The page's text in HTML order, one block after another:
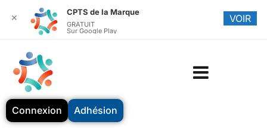
Connexion Adhésion
✕
CPTS de la Marque
GRATUIT
Sur Google Play
VOIR